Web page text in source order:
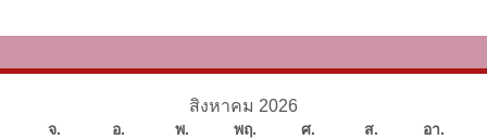
สิงหาคม 2026
จ. อ. พ. พฤ. ศ. ส.
อา.